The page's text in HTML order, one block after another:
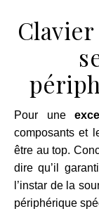
Pour une
composants et
être au top.
dire qu’il
l’instar de la
périphérique